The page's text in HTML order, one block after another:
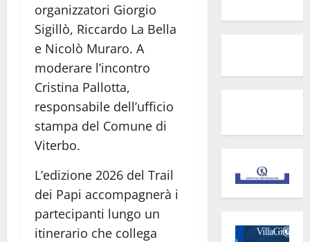
organizzatori Giorgio
Sigillò, Riccardo La Bella
e Nicolò Muraro. A
moderare l’incontro
Cristina Pallotta,
responsabile dell’ufficio
stampa del Comune di
Viterbo.
L’edizione 2026 del Trail
dei Papi accompagnerà i
partecipanti lungo un
itinerario che collega